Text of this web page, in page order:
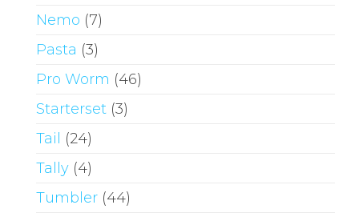
Nemo (7)
Pasta (3)
Pro Worm (46)
Starterset (3)
Tail (24)
Tally (4)
Tumbler (44)